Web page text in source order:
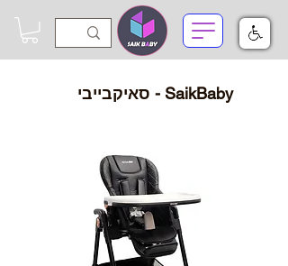
SaikBaby - סאיקבייבי